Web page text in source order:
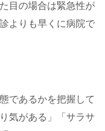
目の場合は緊急性が
よりも早くに病院で
であるかを把握して
気がある」「サラサ